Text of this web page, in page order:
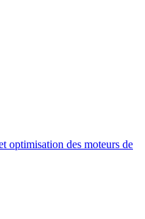
optimisation des moteurs de